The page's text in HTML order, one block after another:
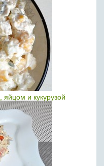
и кукурузой